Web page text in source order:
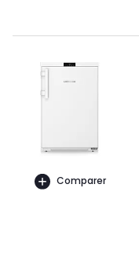
Comparer